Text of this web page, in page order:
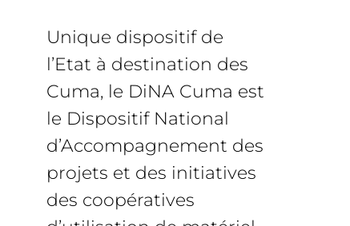
Unique dispositif de
l’Etat à destination des
Cuma, le DiNA Cuma est
le Dispositif National
d’Accompagnement des
projets et des initiatives
des coopératives